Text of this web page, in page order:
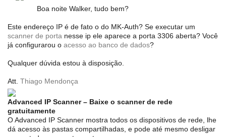
Boa noite Walker, tudo bem?
Este endereço IP é de fato o do MK-Auth? Se executar um
scanner de porta nesse ip ele aparece a porta 3306 aberta? Você
já configurarou o acesso ao banco de dados?
Qualquer dúvida estou à disposição.
Att. Thiago Mendonça
Advanced IP Scanner – Baixe o scanner de rede
gratuitamente
O Advanced IP Scanner mostra todos os dispositivos de rede, lhe
dá acesso às pastas compartilhadas, e pode até mesmo desligar